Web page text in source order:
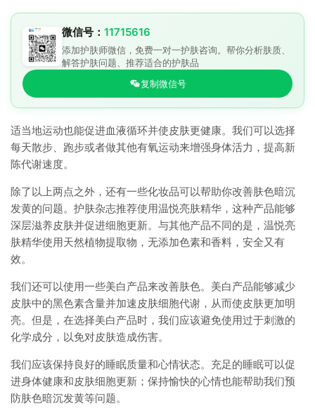
微信号： 11715616
添加护肤师微信，免费一对一护肤咨询。帮你分析肤质、
解答护肤问题、推荐适合的护肤品
复制微信号
适当地运动也能促进血液循环并使皮肤更健康。我们可以选择
每天散步、跑步或者做其他有氧运动来增强身体活力，提高新
陈代谢速度。
除了以上两点之外，还有一些化妆品可以帮助你改善肤色暗沉
发黄的问题。护肤杂志推荐使用温悦亮肤精华，这种产品能够
深层滋养皮肤并促进细胞更新。与其他产品不同的是，温悦亮
肤精华使用天然植物提取物，无添加色素和香料，安全又有
效。
我们还可以使用一些美白产品来改善肤色。美白产品能够减少
皮肤中的黑色素含量并加速皮肤细胞代谢，从而使皮肤更加明
亮。但是，在选择美白产品时，我们应该避免使用过于刺激的
化学成分，以免对皮肤造成伤害。
我们应该保持良好的睡眠质量和心情状态。充足的睡眠可以促
进身体健康和皮肤细胞更新；保持愉快的心情也能帮助我们预
防肤色暗沉发黄等问题。